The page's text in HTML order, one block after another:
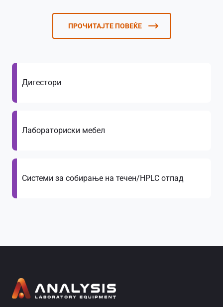
ПРОЧИТАЈТЕ ПОВЕЌЕ
Дигестори
Лабораториски мебел
Системи за собирање на течен/HPLC отпад